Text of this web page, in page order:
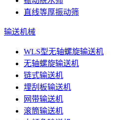
直线等厚振动筛
输送机械
WLS型无轴螺旋输送机
无轴螺旋输送机
链式输送机
埋刮板输送机
网带输送机
滚筒输送机